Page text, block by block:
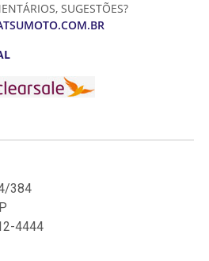
SUGESTÕES?
384
4444